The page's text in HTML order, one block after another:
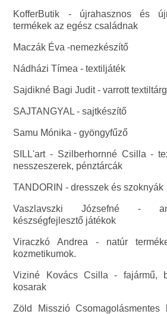
KofferButik - újrahasznos és
termékek az egész családnak
Maczák Éva -nemezkészítő
Nádházi Tímea - textiljáték
Sajdikné Bagi Judit - varrott
SAJTANGYAL - sajtkészítő
Samu Mónika - gyöngyfűző
SILL'art - Szilberhornné Csilla -
nesszeszerek, pénztárcák
TANDORIN - dresszek és szoknyák
Vaszlavszki Józsefné -
készségfejlesztő játékok
Viraczkó Andrea - natúr
kozmetikumok.
Viziné Kovács Csilla - fajármű,
kosarak
Zöld Misszió